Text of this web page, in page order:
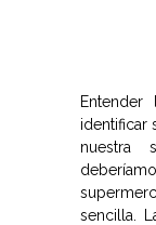
identificar
nuestra
sencilla.